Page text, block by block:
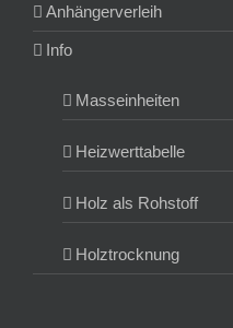
Anhängerverleih
Info
Masseinheiten
Heizwerttabelle
Holz als Rohstoff
Holztrocknung